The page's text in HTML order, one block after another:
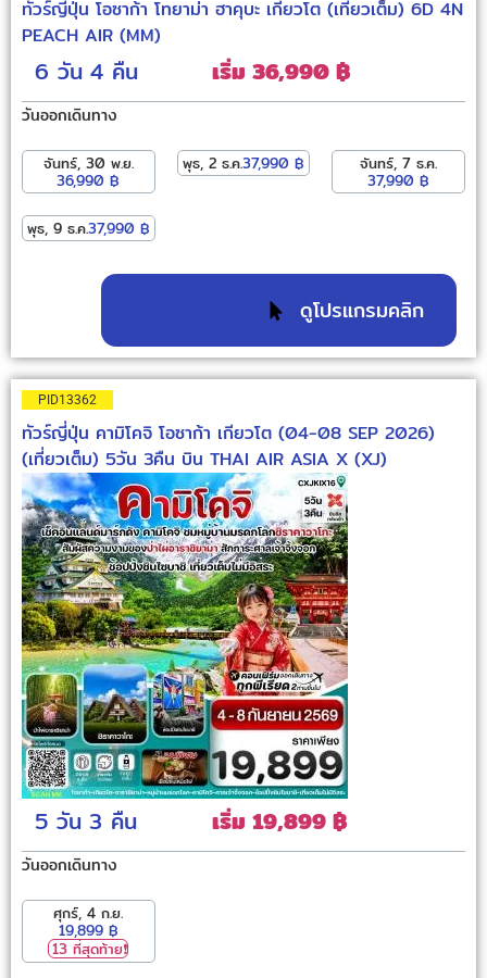
ทัวร์ญี่ปุ่น โอซาก้า โทยาม่า ฮาคุบะ เกียวโต (เที่ยวเต็ม) 6D 4N
PEACH AIR (MM)
6 วัน 4 คืน เริ่ม 36,990 ฿
วันออกเดินทาง
จันทร์, 30 พ.ย.
36,990 ฿
พุธ, 2 ธ.ค.37,990 ฿
จันทร์, 7 ธ.ค.
37,990 ฿
พุธ, 9 ธ.ค.37,990 ฿
ดูโปรแกรมคลิก
PID13362
ทัวร์ญี่ปุ่น คามิโคจิ โอซาก้า เกียวโต (04-08 SEP 2026)
(เที่ยวเต็ม) 5วัน 3คืน บิน THAI AIR ASIA X (XJ)
5 วัน 3 คืน เริ่ม 19,899 ฿
วันออกเดินทาง
ศุกร์, 4 ก.ย.
19,899 ฿
13 ที่สุดท้าย❗️